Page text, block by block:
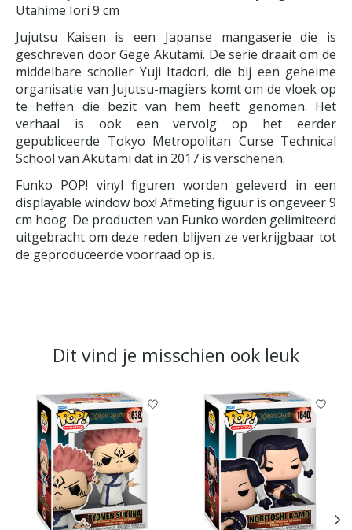
Utahime Iori 9 cm
Jujutsu Kaisen is een Japanse mangaserie die is
geschreven door Gege Akutami. De serie draait om de
middelbare scholier Yuji Itadori, die bij een geheime
organisatie van Jujutsu-magiërs komt om de vloek op
te heffen die bezit van hem heeft genomen. Het
verhaal is ook een vervolg op het eerder
gepubliceerde Tokyo Metropolitan Curse Technical
School van Akutami dat in 2017 is verschenen.
Funko POP! vinyl figuren worden geleverd in een
displayable window box! Afmeting figuur is ongeveer 9
cm hoog. De producten van Funko worden gelimiteerd
uitgebracht om deze reden blijven ze verkrijgbaar tot
de geproduceerde voorraad op is.
Dit vind je misschien ook leuk
Items van productcarrousel